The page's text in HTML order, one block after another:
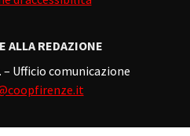
ALLA REDAZIONE
– Ufficio comunicazione